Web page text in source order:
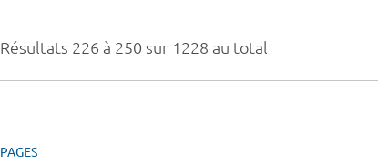
Résultats 226 à 250 sur 1228 au total
PAGES